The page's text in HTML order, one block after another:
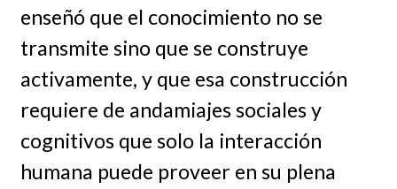
enseñó que el conocimiento no se
transmite sino que se construye
activamente, y que esa construcción
requiere de andamiajes sociales y
cognitivos que solo la interacción
humana puede proveer en su plena